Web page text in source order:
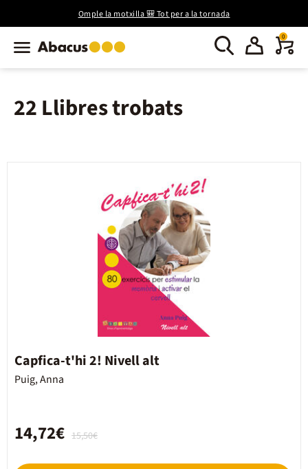
Omple la motxilla 🎒 Tot per a la tornada
0
22 Llibres trobats
Capfica-t'hi 2! Nivell alt
Puig, Anna
15,50€
14,72€